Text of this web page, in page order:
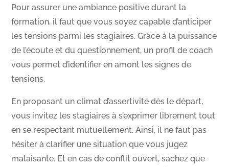
Pour assurer une ambiance positive durant la
formation, il faut que vous soyez capable d’anticiper
les tensions parmi les stagiaires. Grâce à la puissance
de l’écoute et du questionnement, un profil de coach
vous permet d’identifier en amont les signes de
tensions.
En proposant un climat d’assertivité dès le départ,
vous invitez les stagiaires à s’exprimer librement tout
en se respectant mutuellement. Ainsi, il ne faut pas
hésiter à clarifier une situation que vous jugez
malaisante. Et en cas de conflit ouvert, sachez que